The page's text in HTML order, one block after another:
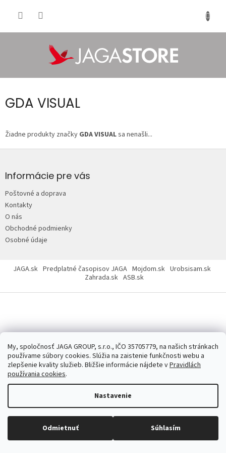
My, spoločnosť JAGA GROUP, s.r.o., IČO 35705779, na našich stránkach
používame súbory cookies. Slúžia na zaistenie funkčnosti webu a
zlepšenie kvality služieb. Bližšie informácie nájdete vPravidlách
používania cookies.
Nastavenie
Odmietnuť Súhlasím
KOŠÍK
GDA VISUAL
Žiadne produkty značky GDA VISUALsa nenašli...
p
e
Informácie pre vás
Poštovné a doprava
Kontakty
O nás
Obchodné podmienky
Osobné údaje
JAGA.sk Predplatné časopisov JAGA Mojdom.sk Urobsisam.sk
Zahrada.sk ASB.sk
nastavenie cookies